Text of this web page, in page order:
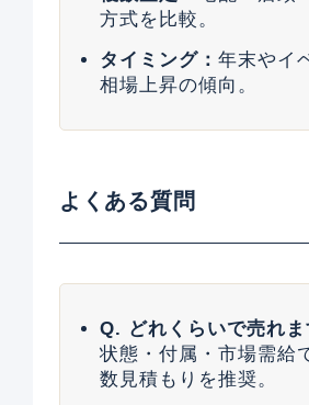
方式を比較。
タイミング： 年末やイ
相場上昇の傾向。
よくある質問
Q. どれくらいで売れま
状態・付属・市場需給
数見積もりを推奨。